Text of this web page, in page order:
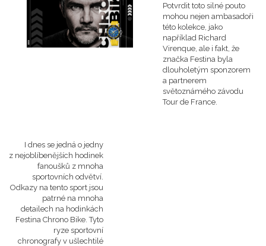
Potvrdit toto silné pouto
mohou nejen ambasadoři
této kolekce, jako
například Richard
Virenque, ale i fakt, že
značka Festina byla
dlouholetým sponzorem
a partnerem
světoznámého závodu
Tour de France.
I dnes se jedná o jedny
z nejoblíbenějších hodinek
fanoušků z mnoha
sportovních odvětví.
Odkazy na tento sport jsou
patrné na mnoha
detailech na hodinkách
Festina Chrono Bike. Tyto
ryze sportovní
chronografy v ušlechtilé